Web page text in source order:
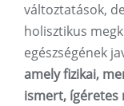
változtatások,
holisztikus
egészségének
amely fizikai,
ismert, ígéretes